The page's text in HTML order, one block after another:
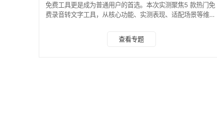
免费工具更是成为普通用户的首选。本次实测聚焦5 款热门免
费录音转文字工具，从核心功能、实测表现、适配场景等维度
原则，从 7 大核心维度对比： 综合评分（10 分制，基于准确
查看专题